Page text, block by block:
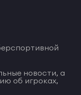
новости, а
об игроках,